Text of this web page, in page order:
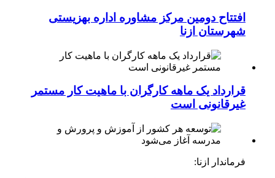
افتتاح دومین مرکز مشاوره اداره بهزیستی
شهرستان ازنا
قرارداد یک ماهه کارگران با ماهیت کار مستمر
غیرقانونی است
فرماندار ازنا: